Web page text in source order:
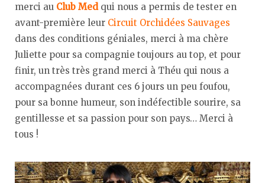
merci au Club Medqui nous a permis de tester en
avant-première leur Circuit Orchidées Sauvages
dans des conditions géniales, merci à ma chère
Juliette pour sa compagnie toujours au top, et pour
finir, un très très grand merci à Théu qui nous a
accompagnées durant ces 6 jours un peu foufou,
pour sa bonne humeur, son indéfectible sourire, sa
gentillesse et sa passion pour son pays… Merci à
tous !